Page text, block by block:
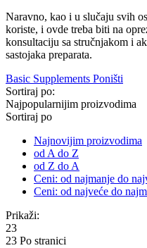
Naravno, kao i u slučaju svih
koriste, i ovde treba biti na
konsultaciju sa stručnjakom i
sastojaka preparata.
Basic Supplements Poništi
Sortiraj po:
Najpopularnijim proizvodima
Sortiraj po
Najnovijim proizvodima
od A do Z
od Z do A
Ceni: od najmanje do
Ceni: od najveće do
Prikaži:
23
23 Po stranici